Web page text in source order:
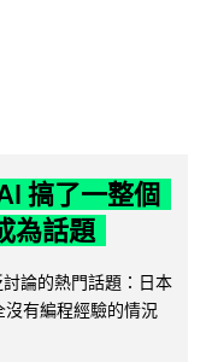
搞了一整個
為話題
論的熱門話題：日本
有編程經驗的情況